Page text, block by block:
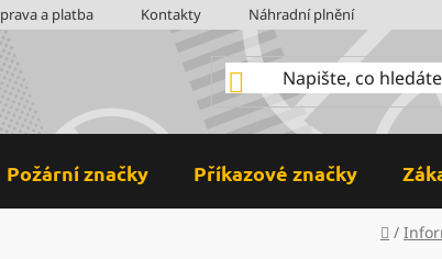
a platba Kontakty Náhradní plnění
Požární značky Příkazové značky
Domů
/